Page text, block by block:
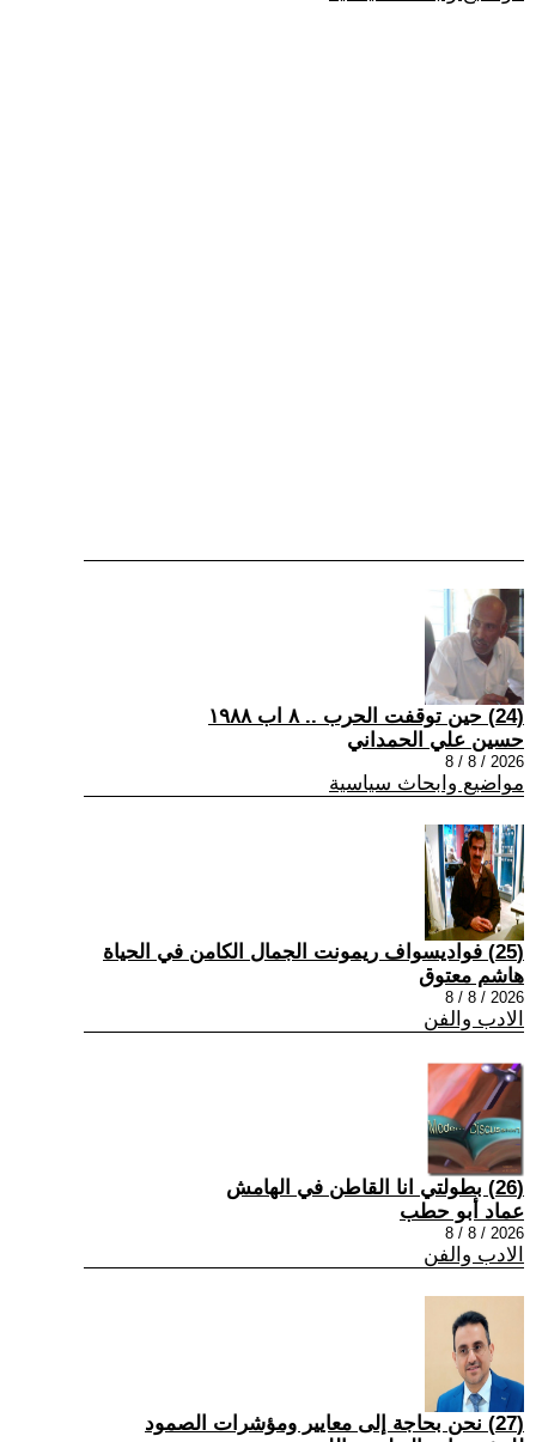
(24) حين توقفت الحرب .. ٨ اب ١٩٨٨
حسين علي الحمداني
2026 / 8 / 8
مواضيع وابحاث سياسية
(25) فواديسواف ريمونت الجمال الكامن في الحياة
هاشم معتوق
2026 / 8 / 8
الادب والفن
(26) بطولتي انا القاطن في الهامش
عماد أبو حطب
2026 / 8 / 8
الادب والفن
(27) نحن بحاجة إلى معايير ومؤشرات الصمود